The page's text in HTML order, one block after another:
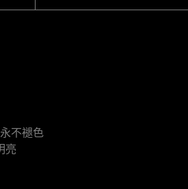
不褪色
亮